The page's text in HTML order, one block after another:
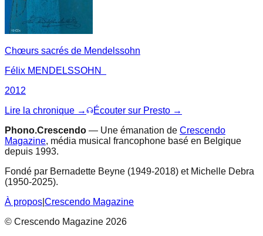
Chœurs sacrés de Mendelssohn
Félix MENDELSSOHN
2012
Lire la chronique →
Écouter sur Presto →
Phono.Crescendo — Une émanation de Crescendo
Magazine, média musical francophone basé en Belgique
depuis 1993.
Fondé par Bernadette Beyne (1949-2018) et Michelle Debra
(1950-2025).
À propos Crescendo Magazine
© Crescendo Magazine 2026